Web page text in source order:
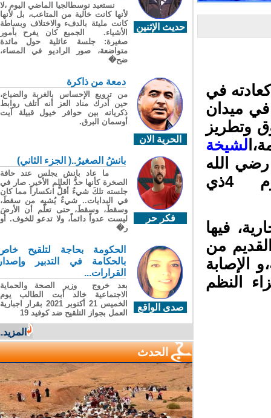
في
ميدان
وتطريز
لشيخة
الله
عنها بمدينة العيون في العشر المباركة يوم 4ذي
الجارية، فيها
من
النظم
حديث الإثنين
نستعيد نوسطالجيا الماضي اليوم ،لا
لأنها كانت خالية من المتاعب، بل لأنها
كانت مليئة بالدفء والاختلاف وبساطة
الأشياء. الجميع كان يفرح بأمور
صغيرة: جلسة عائلية حول مائدة
متواضعة، صور الراديو في المساء،
ضح�
الحرية الان
دمعة من ذاكرة
من ترويع الإحساس بالغربة والضياع،
حين أدرك مناد العز أنه أتلف روابط
ذكرياته بين حوافر خيول قبيلة آيت
أوسمان البرق.
فكر حر
بانشُ الصغيرُ..( الجزء الثاني)
ما عاد بانش يجلس عند حافة
الصخرة كأنها حدُّ العالم الأخير. صار في
جلسته تلكَ شيءٌ أقلُّ انكساراً مما كان
في البدايات.. شيءٌ يُشبِه من سقطَ،
وسقطَ، وسقطَ، حتى تعلّم أن الأرضَ
ليست عدواً دائماً، ولا تدعو للخوف. أو
ر�
صدى الواقع
الحكومة بحاجة لتلقيح خاص
بالحكامة في التدبير وإصدار
القرارات...
بعد خروج وزير الصحة والحماية
الاجتماعية خالد أبت الطالب يوم
الخميس 21 أكتوبر 2021 بقرار اجبارية
العمل بجواز التلقيح ضد كوفيد 19
المزيد...
الحدث